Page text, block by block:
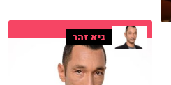
גיא זהר